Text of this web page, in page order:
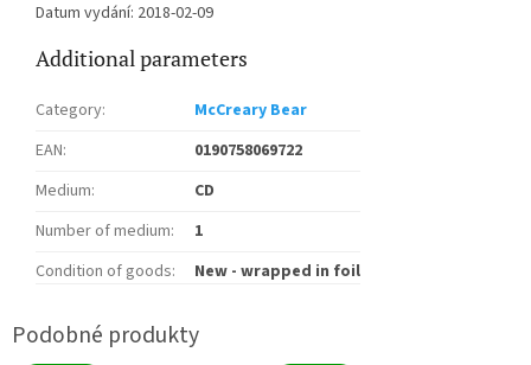
Datum vydání: 2018-02-09
Additional parameters
Category:
McCreary Bear
EAN:
0190758069722
Medium:
CD
Number of medium:
1
Condition of goods: New - wrapped in foil